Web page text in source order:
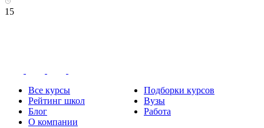
15
Все курсы
Подборки курсов
Рейтинг школ
Вузы
Блог
Работа
О компании